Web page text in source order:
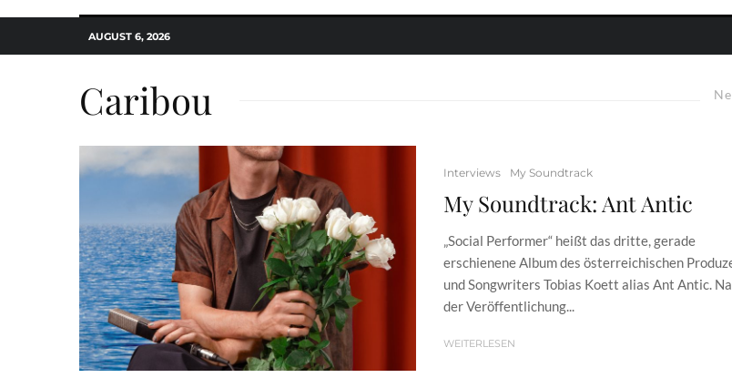
AUGUST 6, 2026
Caribou
Interviews My Soundtrack
My Soundtrack: Ant Antic
„Social Performer“ heißt das dritte, gerade
erschienene Album des österreichischen
und Songwriters Tobias Koett alias Ant Antic.
der Veröffentlichung...
WEITERLESEN